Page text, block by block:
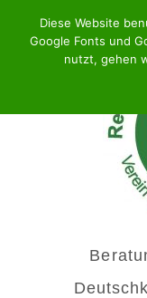
Diese Website
Google Fonts und
nutzt, gehen